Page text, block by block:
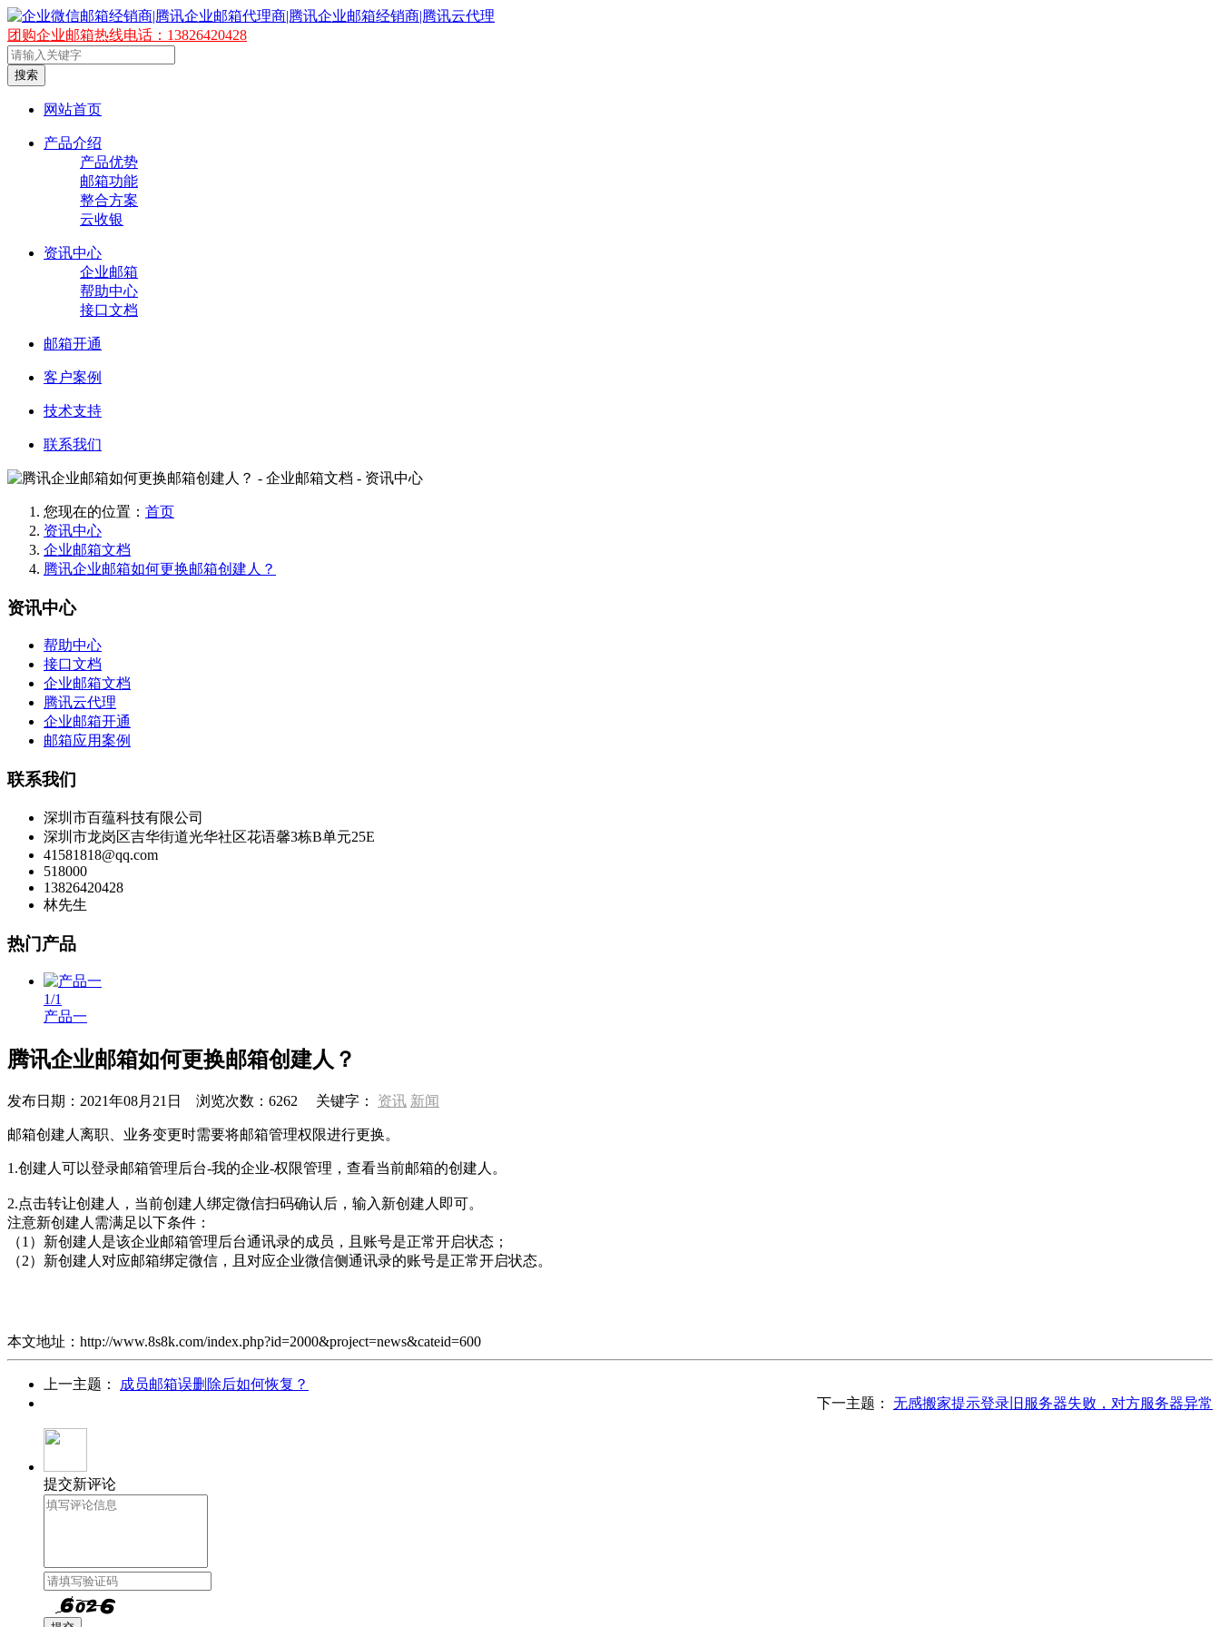
团购企业邮箱热线电话：13826420428
搜索
网站首页
产品介绍
产品优势
邮箱功能
整合方案
云收银
资讯中心
企业邮箱
帮助中心
接口文档
邮箱开通
客户案例
技术支持
联系我们
您现在的位置： 首页
资讯中心
企业邮箱文档
腾讯企业邮箱如何更换邮箱创建人？
资讯中心
帮助中心
接口文档
企业邮箱文档
腾讯云代理
企业邮箱开通
邮箱应用案例
联系我们
深圳市百蕴科技有限公司
深圳市龙岗区吉华街道光华社区花语馨3栋B单元25E
41581818@qq.com
518000
13826420428
林先生
热门产品
1/1
产品一
腾讯企业邮箱如何更换邮箱创建人？
发布日期： 2021年08月21日 浏览次数： 6262 关键字： 资讯 新闻
邮箱创建人离职、业务变更时需要将邮箱管理权限进行更换。
1.创建人可以登录邮箱管理后台-我的企业-权限管理，查看当前邮箱的创建人。
2.点击转让创建人，当前创建人绑定微信扫码确认后，输入新创建人即可。
注意新创建人需满足以下条件：
（1）新创建人是该企业邮箱管理后台通讯录的成员，且账号是正常开启状态；
（2）新创建人对应邮箱绑定微信，且对应企业微信侧通讯录的账号是正常开启状态。
本文地址：http://www.8s8k.com/index.php?id=2000&project=news&cateid=600
上一主题：
成员邮箱误删除后如何恢复？
下一主题： 无感搬家提示登录旧服务器失败，对方服务器异常
提交新评论